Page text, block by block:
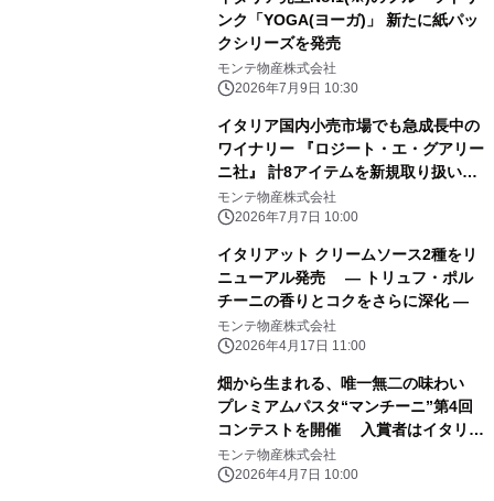
ンク「YOGA(ヨーガ)」 新たに紙パッ
クシリーズを発売
モンテ物産株式会社
2026年7月9日 10:30
イタリア国内小売市場でも急成長中の
ワイナリー 『ロジート・エ・グアリー
ニ社』 計8アイテムを新規取り扱い開
始
モンテ物産株式会社
2026年7月7日 10:00
イタリアット クリームソース2種をリ
ニューアル発売 ― トリュフ・ポル
チーニの香りとコクをさらに深化 ―
モンテ物産株式会社
2026年4月17日 11:00
畑から生まれる、唯一無二の味わい
プレミアムパスタ“マンチーニ”第4回
コンテストを開催 入賞者はイタリア
へご招待！
モンテ物産株式会社
2026年4月7日 10:00